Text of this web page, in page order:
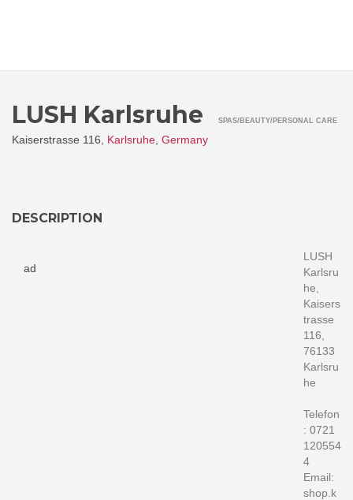
LUSH Karlsruhe
Kaiserstrasse 116, Karlsruhe Germany
SPAS/BEAUTY/PERSONAL CARE
DESCRIPTION
ad
LUSH
Karlsru
he,
Kaisers
trasse
116,
76133
Karlsru
he
Telefon
: 0721
120554
4
Email:
shop.k